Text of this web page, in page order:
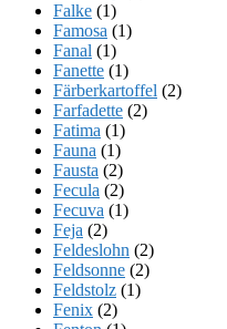
Falke (1)
Famosa (1)
Fanal (1)
Fanette (1)
Färberkartoffel (2)
Farfadette (2)
Fatima (1)
Fauna (1)
Fausta (2)
Fecula (2)
Fecuva (1)
Feja (2)
Feldeslohn (2)
Feldsonne (2)
Feldstolz (1)
Fenix (2)